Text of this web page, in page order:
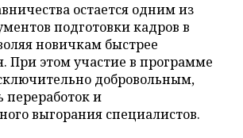
остается одним из
подготовки кадров в
новичкам быстрее
При этом участие в программе
добровольным,
переработок и
выгорания специалистов.